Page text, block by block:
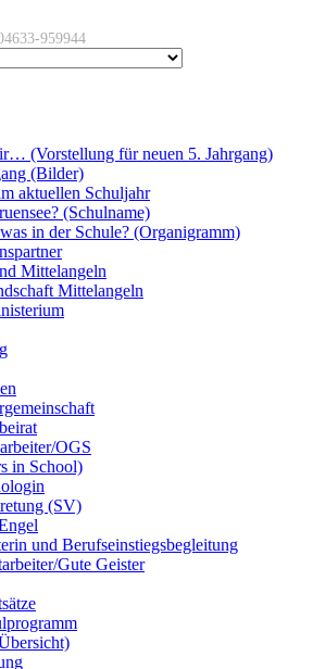
959944
(Vorstellung für neuen 5. Jahrgang)
(Bilder)
aktuellen Schuljahr
(Schulname)
in der Schule? (Organigramm)
Mittelangeln
Mittelangeln
OGS
in School)
(SV)
und Berufseinstiegsbegleitung
Gute Geister